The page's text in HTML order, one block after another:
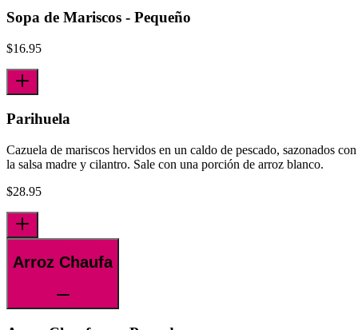
Sopa de Mariscos - Pequeño
$16.95
Parihuela
Cazuela de mariscos hervidos en un caldo de pescado, sazonados con
la salsa madre y cilantro. Sale con una porción de arroz blanco.
$28.95
Arroz Chaufa